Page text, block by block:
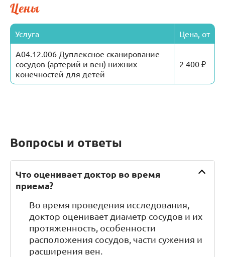
Цены
Услуга
Цена, от
А04.12.006 Дуплексное сканирование
сосудов (артерий и вен) нижних
конечностей для детей
2 400 ₽
Вопросы и ответы
Что оценивает доктор во время
приема?
Во время проведения исследования,
доктор оценивает диаметр сосудов и их
протяженность, особенности
расположения сосудов, части сужения и
расширения вен.